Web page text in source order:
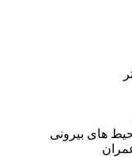
های بیرونی